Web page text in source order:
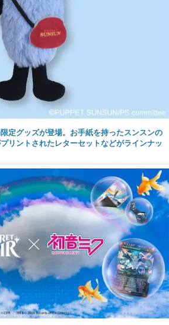
定グッズが登場。お手紙を持ったスンスンの
リントされたレターセットなどがラインナッ